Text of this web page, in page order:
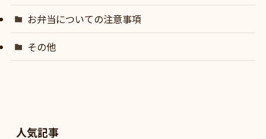
お弁当についての注意事項
その他
人気記事